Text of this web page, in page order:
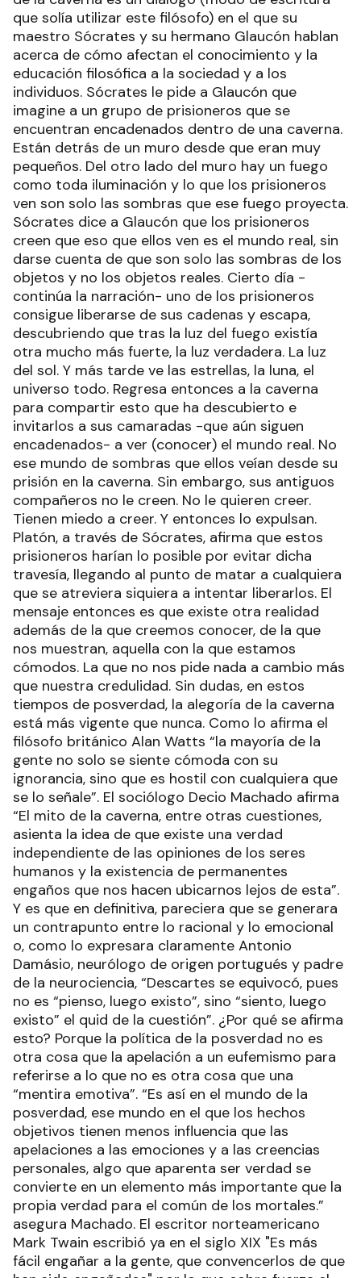
que solía utilizar este filósofo) en el que su
maestro Sócrates y su hermano Glaucón hablan
acerca de cómo afectan el conocimiento y la
educación filosófica a la sociedad y a los
individuos. Sócrates le pide a Glaucón que
imagine a un grupo de prisioneros que se
encuentran encadenados dentro de una caverna.
Están detrás de un muro desde que eran muy
pequeños. Del otro lado del muro hay un fuego
como toda iluminación y lo que los prisioneros
ven son solo las sombras que ese fuego proyecta.
Sócrates dice a Glaucón que los prisioneros
creen que eso que ellos ven es el mundo real, sin
darse cuenta de que son solo las sombras de los
objetos y no los objetos reales. Cierto día -
continúa la narración- uno de los prisioneros
consigue liberarse de sus cadenas y escapa,
descubriendo que tras la luz del fuego existía
otra mucho más fuerte, la luz verdadera. La luz
del sol. Y más tarde ve las estrellas, la luna, el
universo todo. Regresa entonces a la caverna
para compartir esto que ha descubierto e
invitarlos a sus camaradas -que aún siguen
encadenados- a ver (conocer) el mundo real. No
ese mundo de sombras que ellos veían desde su
prisión en la caverna. Sin embargo, sus antiguos
compañeros no le creen. No le quieren creer.
Tienen miedo a creer. Y entonces lo expulsan.
Platón, a través de Sócrates, afirma que estos
prisioneros harían lo posible por evitar dicha
travesía, llegando al punto de matar a cualquiera
que se atreviera siquiera a intentar liberarlos. El
mensaje entonces es que existe otra realidad
además de la que creemos conocer, de la que
nos muestran, aquella con la que estamos
cómodos. La que no nos pide nada a cambio más
que nuestra credulidad. Sin dudas, en estos
tiempos de posverdad, la alegoría de la caverna
está más vigente que nunca. Como lo afirma el
filósofo británico Alan Watts “la mayoría de la
gente no solo se siente cómoda con su
ignorancia, sino que es hostil con cualquiera que
se lo señale”. El sociólogo Decio Machado afirma
“El mito de la caverna, entre otras cuestiones,
asienta la idea de que existe una verdad
independiente de las opiniones de los seres
humanos y la existencia de permanentes
engaños que nos hacen ubicarnos lejos de esta”.
Y es que en definitiva, pareciera que se generara
un contrapunto entre lo racional y lo emocional
o, como lo expresara claramente Antonio
Damásio, neurólogo de origen portugués y padre
de la neurociencia, “Descartes se equivocó, pues
no es “pienso, luego existo”, sino “siento, luego
existo” el quid de la cuestión”. ¿Por qué se afirma
esto? Porque la política de la posverdad no es
otra cosa que la apelación a un eufemismo para
referirse a lo que no es otra cosa que una
“mentira emotiva”. “Es así en el mundo de la
posverdad, ese mundo en el que los hechos
objetivos tienen menos influencia que las
apelaciones a las emociones y a las creencias
personales, algo que aparenta ser verdad se
convierte en un elemento más importante que la
propia verdad para el común de los mortales.”
asegura Machado. El escritor norteamericano
Mark Twain escribió ya en el siglo XIX "Es más
fácil engañar a la gente, que convencerlos de que